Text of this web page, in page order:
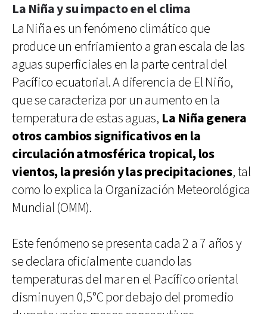
La Niña y su impacto en el clima
La Niña es un fenómeno climático que
produce un enfriamiento a gran escala de las
aguas superficiales en la parte central del
Pacífico ecuatorial. A diferencia de El Niño,
que se caracteriza por un aumento en la
temperatura de estas aguas, La Niña genera
otros cambios significativos en la
circulación atmosférica tropical, los
vientos, la presión y las precipitaciones, tal
como lo explica la Organización Meteorológica
Mundial (OMM).
Este fenómeno se presenta cada 2 a 7 años y
se declara oficialmente cuando las
temperaturas del mar en el Pacífico oriental
disminuyen 0,5°C por debajo del promedio